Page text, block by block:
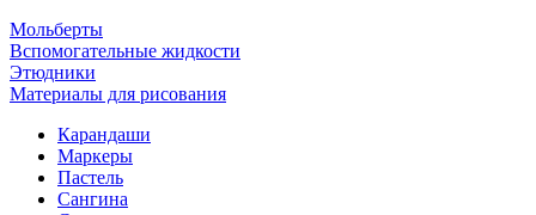
Мольберты
Вспомогательные жидкости
Этюдники
Материалы для рисования
Карандаши
Маркеры
Пастель
Сангина